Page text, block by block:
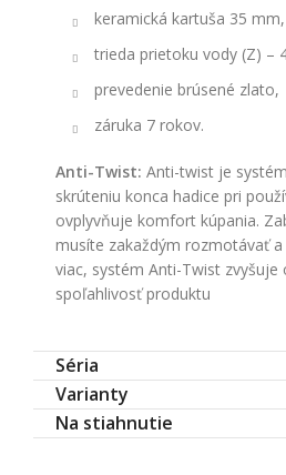
keramická kartuša 35 mm,
trieda prietoku vody (Z) –
prevedenie brúsené zlato,
záruka 7 rokov.
Anti-Twist: Anti-twist je
skrúteniu konca hadice pri
ovplyvňuje komfort kúpania.
musíte zakaždým rozmotávať a
viac, systém Anti-Twist zvyšuje
spoľahlivosť produktu
Séria
Varianty
Na stiahnutie